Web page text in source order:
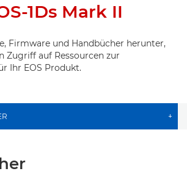
1Ds Mark II
Firmware und Handbücher herunter,
Zugriff auf Ressourcen zur
Ihr EOS Produkt.
+